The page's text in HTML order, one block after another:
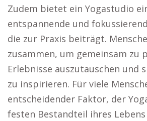
Zudem bietet ein Yogastudio
entspannende und
die zur Praxis beiträgt.
zusammen, um gemeinsam zu
Erlebnisse auszutauschen und
zu inspirieren. Für viele
entscheidender Faktor, der
festen Bestandteil ihres